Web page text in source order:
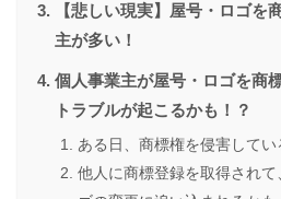
【悲しい現実】屋号・ロゴを
主が多い！
個人事業主が屋号・ロゴを商
トラブルが起こるかも！？
ある日、商標権を侵害して
他人に商標登録を取得され